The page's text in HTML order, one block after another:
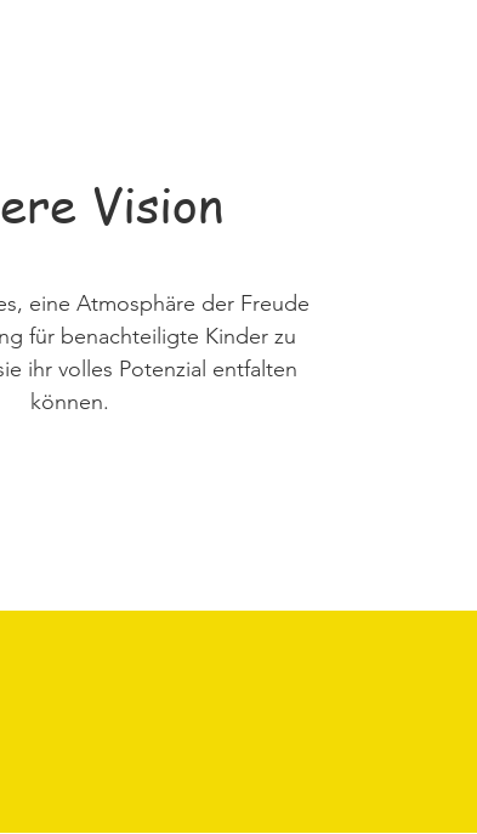
Vision
eine Atmosphäre der Freude
für benachteiligte Kinder zu
ihr volles Potenzial entfalten
können.